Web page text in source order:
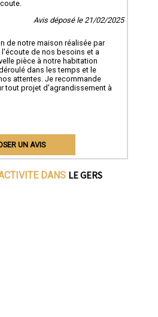
Avis déposé le 21/02/2025
de notre maison réalisée par
de nos besoins et a
pièce à notre habitation
dans les temps et le
attentes. Je recommande
tout projet d'agrandissement à
UN AVIS
DANS LE GERS